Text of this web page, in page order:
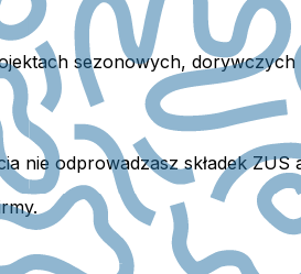
sezonowych,
nie odprowadzasz składek ZUS